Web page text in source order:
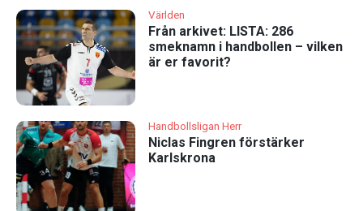
Världen
Från arkivet: LISTA: 286
smeknamn i handbollen – vilken
är er favorit?
Handbollsligan Herr
Niclas Fingren förstärker
Karlskrona